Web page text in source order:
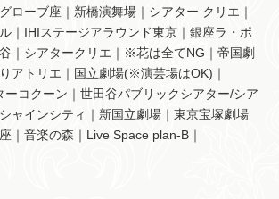
ローブ座｜新橋演舞場｜シアター クリエ｜
｜IHIステージアラウンド東京｜銀座ラ・ポ
｜シアタークリエ｜※花は全てNG｜帝国劇
アトリエ｜国立劇場(※演芸場はOK)｜
ーコクーン｜世田谷パブリックシアター/シア
ャインシティ｜新国立劇場｜東京宝塚劇場
｜音楽の森｜Live Space plan-B｜